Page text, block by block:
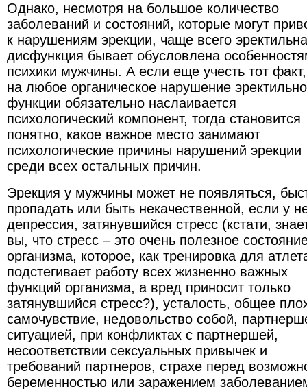
Однако, несмотря на большое количество
заболеваний и состояний, которые могут
к нарушениям эрекции, чаще всего
дисфункция бывает обусловлена
психики мужчины. А если еще учесть тот
на любое органическое нарушение
функции обязательно наслаивается
психологический компонент, тогда становится
понятно, какое важное место занимают
психологические причины нарушений эрекции
среди всех остальных причин.
Эрекция у мужчины может не появляться,
пропадать или быть некачественной, если у
депрессия, затянувшийся стресс (кстати,
вы, что стресс – это очень полезное
организма, которое, как тренировка для
подстегивает работу всех жизненно важных
функций организма, а вред приносит только
затянувшийся стресс?), усталость, общее
самочувствие, недовольство собой,
ситуацией, при конфликтах с партнершей,
несоответствии сексуальных привычек и
требований партнеров, страхе перед
беременностью или заражением